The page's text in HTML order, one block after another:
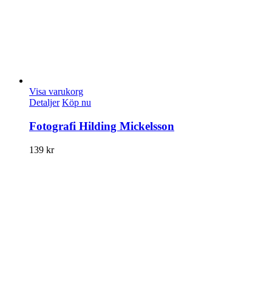
Visa varukorg
Detaljer Köp nu
Fotografi Hilding Mickelsson
139 kr